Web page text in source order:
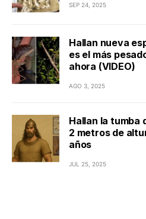
SEP 24, 2025
Hallan nueva
es el más
ahora (VIDEO)
AGO 3, 2025
Hallan la tumba
2 metros de
años
JUL 25, 2025